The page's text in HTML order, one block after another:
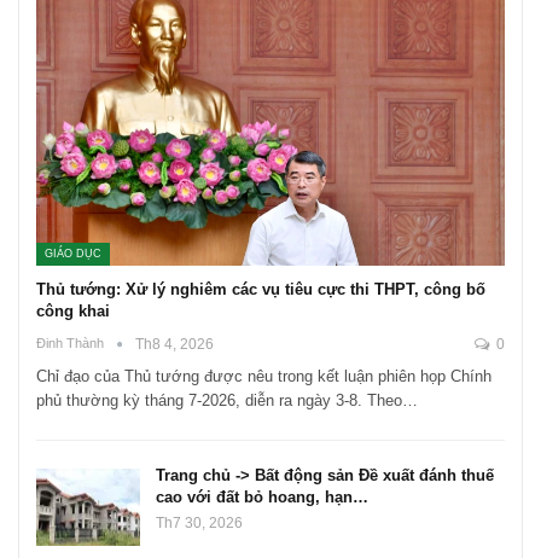
GIÁO DỤC
Thủ tướng: Xử lý nghiêm các vụ tiêu cực thi THPT, công bố
công khai
Đinh Thành Th8 4, 2026 0
Chỉ đạo của Thủ tướng được nêu trong kết luận phiên họp Chính
phủ thường kỳ tháng 7-2026, diễn ra ngày 3-8. Theo…
Trang chủ -> Bất động sản Đề xuất đánh thuế
cao với đất bỏ hoang, hạn…
Th7 30, 2026